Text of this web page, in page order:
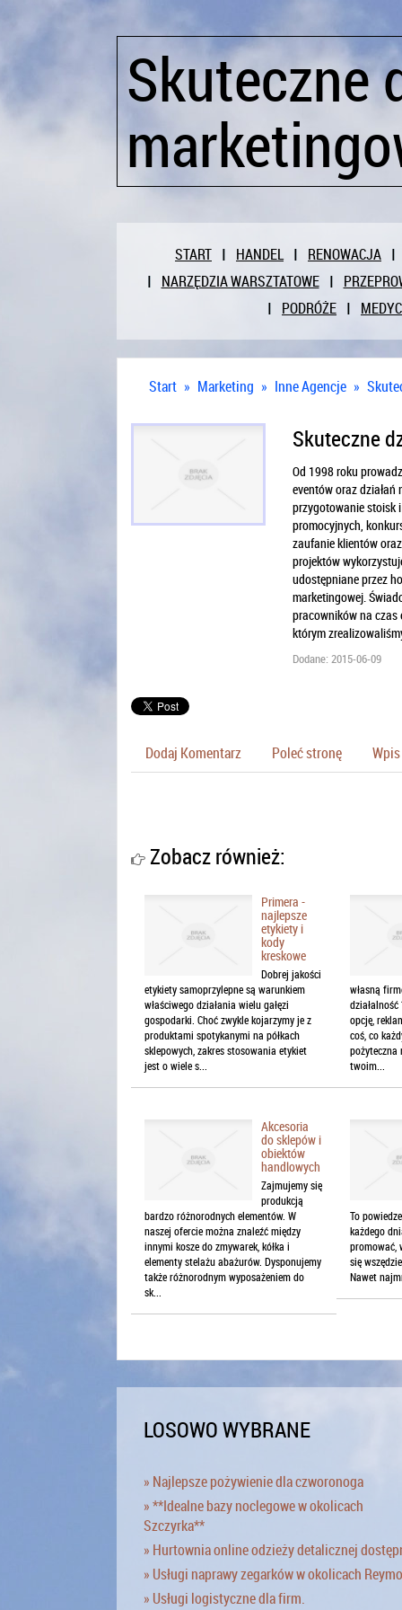
Skuteczne
START HANDEL
RENOWACJA
NARZĘDZIA WARSZTATOWE
PODRÓŻE
Start » Marketing » Inne Agencje »
Skuteczne
Od 1998 roku
eventów oraz działań
przygotowanie stoisk
promocyjnych,
zaufanie klientów
projektów
udostępniane przez
marketingowej.
pracowników na czas
którym
Dodane: 2015-06-09
Dodaj Komentarz Poleć stronę
Zobacz również:
Primera -
najlepsze
etykiety i
kody
kreskowe
Dobrej jakości
etykiety samoprzylepne są warunkiem
właściwego działania wielu gałęzi
gospodarki. Choć zwykle kojarzymy je z
produktami spotykanymi na półkach
sklepowych, zakres stosowania etykiet
jest o wiele s...
własną
opcję,
coś, co
pożyteczna
twoim...
Akcesoria
do sklepów i
obiektów
handlowych
Zajmujemy się
produkcją
bardzo różnorodnych elementów. W
naszej ofercie można znaleźć między
innymi kosze do zmywarek, kółka i
elementy stelażu abażurów. Dysponujemy
także różnorodnym wyposażeniem do
sk...
To
każdego
promować,
się
Nawet
LOSOWO WYBRANE
» Najlepsze pożywienie dla czworonoga
» **Idealne bazy noclegowe w okolicach
Szczyrka**
» Hurtownia online odzieży detalicznej
» Usługi naprawy zegarków w okolicach
» Usługi logistyczne dla firm.